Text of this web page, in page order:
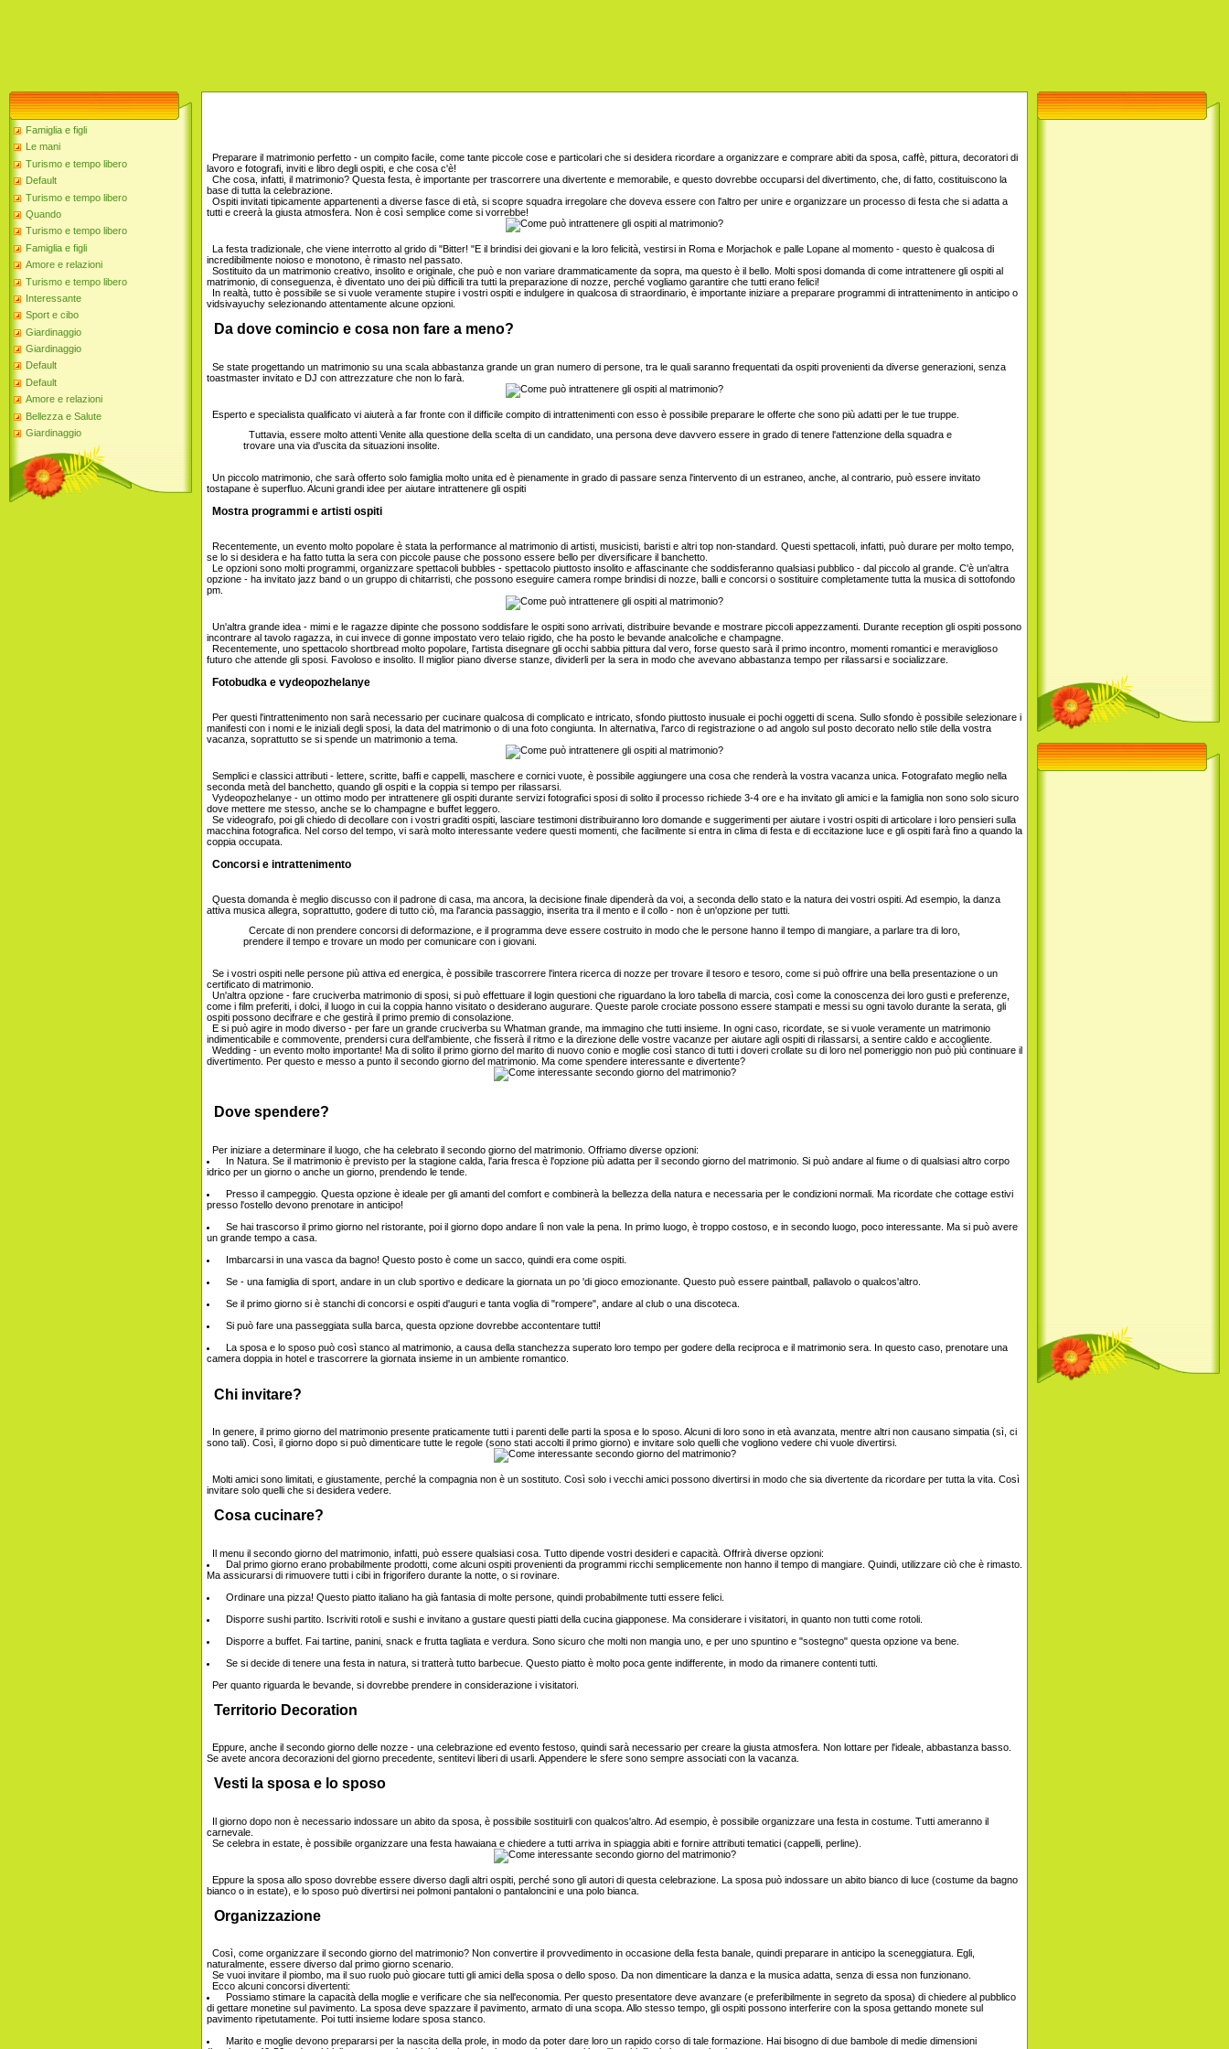
Famiglia e figli
Le mani
Turismo e tempo libero
Default
Turismo e tempo libero
Quando
Turismo e tempo libero
Famiglia e figli
Amore e relazioni
Turismo e tempo libero
Interessante
Sport e cibo
Giardinaggio
Giardinaggio
Default
Default
Amore e relazioni
Bellezza e Salute
Giardinaggio
Preparare il matrimonio perfetto - un compito facile, come tante piccole cose e particolari che si desidera ricordare a organizzare e comprare abiti da sposa, caffè, pittura, decoratori di
lavoro e fotografi, inviti e libro degli ospiti, e che cosa c'è!
Che cosa, infatti, il matrimonio? Questa festa, è importante per trascorrere una divertente e memorabile, e questo dovrebbe occuparsi del divertimento, che, di fatto, costituiscono la
base di tutta la celebrazione.
Ospiti invitati tipicamente appartenenti a diverse fasce di età, si scopre squadra irregolare che doveva essere con l'altro per unire e organizzare un processo di festa che si adatta a
tutti e creerà la giusta atmosfera. Non è così semplice come si vorrebbe!
La festa tradizionale, che viene interrotto al grido di "Bitter! "E il brindisi dei giovani e la loro felicità, vestirsi in Roma e Morjachok e palle Lopane al momento - questo è qualcosa di
incredibilmente noioso e monotono, è rimasto nel passato.
Sostituito da un matrimonio creativo, insolito e originale, che può e non variare drammaticamente da sopra, ma questo è il bello. Molti sposi domanda di come intrattenere gli ospiti al
matrimonio, di conseguenza, è diventato uno dei più difficili tra tutti la preparazione di nozze, perché vogliamo garantire che tutti erano felici!
In realtà, tutto è possibile se si vuole veramente stupire i vostri ospiti e indulgere in qualcosa di straordinario, è importante iniziare a preparare programmi di intrattenimento in anticipo o
vidsivayuchy selezionando attentamente alcune opzioni.
Da dove comincio e cosa non fare a meno?
Se state progettando un matrimonio su una scala abbastanza grande un gran numero di persone, tra le quali saranno frequentati da ospiti provenienti da diverse generazioni, senza
toastmaster invitato e DJ con attrezzature che non lo farà.
Esperto e specialista qualificato vi aiuterà a far fronte con il difficile compito di intrattenimenti con esso è possibile preparare le offerte che sono più adatti per le tue truppe.
Tuttavia, essere molto attenti Venite alla questione della scelta di un candidato, una persona deve davvero essere in grado di tenere l'attenzione della squadra e
trovare una via d'uscita da situazioni insolite.
Un piccolo matrimonio, che sarà offerto solo famiglia molto unita ed è pienamente in grado di passare senza l'intervento di un estraneo, anche, al contrario, può essere invitato
tostapane è superfluo. Alcuni grandi idee per aiutare intrattenere gli ospiti
Mostra programmi e artisti ospiti
Recentemente, un evento molto popolare è stata la performance al matrimonio di artisti, musicisti, baristi e altri top non-standard. Questi spettacoli, infatti, può durare per molto tempo,
se lo si desidera e ha fatto tutta la sera con piccole pause che possono essere bello per diversificare il banchetto.
Le opzioni sono molti programmi, organizzare spettacoli bubbles - spettacolo piuttosto insolito e affascinante che soddisferanno qualsiasi pubblico - dal piccolo al grande. C'è un'altra
opzione - ha invitato jazz band o un gruppo di chitarristi, che possono eseguire camera rompe brindisi di nozze, balli e concorsi o sostituire completamente tutta la musica di sottofondo
pm.
Un'altra grande idea - mimi e le ragazze dipinte che possono soddisfare le ospiti sono arrivati, distribuire bevande e mostrare piccoli appezzamenti. Durante reception gli ospiti possono
incontrare al tavolo ragazza, in cui invece di gonne impostato vero telaio rigido, che ha posto le bevande analcoliche e champagne.
Recentemente, uno spettacolo shortbread molto popolare, l'artista disegnare gli occhi sabbia pittura dal vero, forse questo sarà il primo incontro, momenti romantici e meraviglioso
futuro che attende gli sposi. Favoloso e insolito. Il miglior piano diverse stanze, dividerli per la sera in modo che avevano abbastanza tempo per rilassarsi e socializzare.
Fotobudka e vydeopozhelanye
Per questi l'intrattenimento non sarà necessario per cucinare qualcosa di complicato e intricato, sfondo piuttosto inusuale ei pochi oggetti di scena. Sullo sfondo è possibile selezionare i
manifesti con i nomi e le iniziali degli sposi, la data del matrimonio o di una foto congiunta. In alternativa, l'arco di registrazione o ad angolo sul posto decorato nello stile della vostra
vacanza, soprattutto se si spende un matrimonio a tema.
Semplici e classici attributi - lettere, scritte, baffi e cappelli, maschere e cornici vuote, è possibile aggiungere una cosa che renderà la vostra vacanza unica. Fotografato meglio nella
seconda metà del banchetto, quando gli ospiti e la coppia si tempo per rilassarsi.
Vydeopozhelanye - un ottimo modo per intrattenere gli ospiti durante servizi fotografici sposi di solito il processo richiede 3-4 ore e ha invitato gli amici e la famiglia non sono solo sicuro
dove mettere me stesso, anche se lo champagne e buffet leggero.
Se videografo, poi gli chiedo di decollare con i vostri graditi ospiti, lasciare testimoni distribuiranno loro domande e suggerimenti per aiutare i vostri ospiti di articolare i loro pensieri sulla
macchina fotografica. Nel corso del tempo, vi sarà molto interessante vedere questi momenti, che facilmente si entra in clima di festa e di eccitazione luce e gli ospiti farà fino a quando la
coppia occupata.
Concorsi e intrattenimento
Questa domanda è meglio discusso con il padrone di casa, ma ancora, la decisione finale dipenderà da voi, a seconda dello stato e la natura dei vostri ospiti. Ad esempio, la danza
attiva musica allegra, soprattutto, godere di tutto ciò, ma l'arancia passaggio, inserita tra il mento e il collo - non è un'opzione per tutti.
Cercate di non prendere concorsi di deformazione, e il programma deve essere costruito in modo che le persone hanno il tempo di mangiare, a parlare tra di loro,
prendere il tempo e trovare un modo per comunicare con i giovani.
Se i vostri ospiti nelle persone più attiva ed energica, è possibile trascorrere l'intera ricerca di nozze per trovare il tesoro e tesoro, come si può offrire una bella presentazione o un
certificato di matrimonio.
Un'altra opzione - fare cruciverba matrimonio di sposi, si può effettuare il login questioni che riguardano la loro tabella di marcia, così come la conoscenza dei loro gusti e preferenze,
come i film preferiti, i dolci, il luogo in cui la coppia hanno visitato o desiderano augurare. Queste parole crociate possono essere stampati e messi su ogni tavolo durante la serata, gli
ospiti possono decifrare e che gestirà il primo premio di consolazione.
E si può agire in modo diverso - per fare un grande cruciverba su Whatman grande, ma immagino che tutti insieme. In ogni caso, ricordate, se si vuole veramente un matrimonio
indimenticabile e commovente, prendersi cura dell'ambiente, che fisserà il ritmo e la direzione delle vostre vacanze per aiutare agli ospiti di rilassarsi, a sentire caldo e accogliente.
Wedding - un evento molto importante! Ma di solito il primo giorno del marito di nuovo conio e moglie così stanco di tutti i doveri crollate su di loro nel pomeriggio non può più continuare il
divertimento. Per questo e messo a punto il secondo giorno del matrimonio. Ma come spendere interessante e divertente?
Dove spendere?
Per iniziare a determinare il luogo, che ha celebrato il secondo giorno del matrimonio. Offriamo diverse opzioni:
In Natura. Se il matrimonio è previsto per la stagione calda, l'aria fresca è l'opzione più adatta per il secondo giorno del matrimonio. Si può andare al fiume o di qualsiasi altro corpo
idrico per un giorno o anche un giorno, prendendo le tende.
Presso il campeggio. Questa opzione è ideale per gli amanti del comfort e combinerà la bellezza della natura e necessaria per le condizioni normali. Ma ricordate che cottage estivi
presso l'ostello devono prenotare in anticipo!
Se hai trascorso il primo giorno nel ristorante, poi il giorno dopo andare lì non vale la pena. In primo luogo, è troppo costoso, e in secondo luogo, poco interessante. Ma si può avere
un grande tempo a casa.
Imbarcarsi in una vasca da bagno! Questo posto è come un sacco, quindi era come ospiti.
Se - una famiglia di sport, andare in un club sportivo e dedicare la giornata un po 'di gioco emozionante. Questo può essere paintball, pallavolo o qualcos'altro.
Se il primo giorno si è stanchi di concorsi e ospiti d'auguri e tanta voglia di "rompere", andare al club o una discoteca.
Si può fare una passeggiata sulla barca, questa opzione dovrebbe accontentare tutti!
La sposa e lo sposo può così stanco al matrimonio, a causa della stanchezza superato loro tempo per godere della reciproca e il matrimonio sera. In questo caso, prenotare una
camera doppia in hotel e trascorrere la giornata insieme in un ambiente romantico.
Chi invitare?
In genere, il primo giorno del matrimonio presente praticamente tutti i parenti delle parti la sposa e lo sposo. Alcuni di loro sono in età avanzata, mentre altri non causano simpatia (sì, ci
sono tali). Così, il giorno dopo si può dimenticare tutte le regole (sono stati accolti il ​​primo giorno) e invitare solo quelli che vogliono vedere chi vuole divertirsi.
Molti amici sono limitati, e giustamente, perché la compagnia non è un sostituto. Così solo i vecchi amici possono divertirsi in modo che sia divertente da ricordare per tutta la vita. Così
invitare solo quelli che si desidera vedere.
Cosa cucinare?
Il menu il secondo giorno del matrimonio, infatti, può essere qualsiasi cosa. Tutto dipende vostri desideri e capacità. Offrirà diverse opzioni:
Dal primo giorno erano probabilmente prodotti, come alcuni ospiti provenienti da programmi ricchi semplicemente non hanno il tempo di mangiare. Quindi, utilizzare ciò che è rimasto.
Ma assicurarsi di rimuovere tutti i cibi in frigorifero durante la notte, o si rovinare.
Ordinare una pizza! Questo piatto italiano ha già fantasia di molte persone, quindi probabilmente tutti essere felici.
Disporre sushi partito. Iscriviti rotoli e sushi e invitano a gustare questi piatti della cucina giapponese. Ma considerare i visitatori, in quanto non tutti come rotoli.
Disporre a buffet. Fai tartine, panini, snack e frutta tagliata e verdura. Sono sicuro che molti non mangia uno, e per uno spuntino e "sostegno" questa opzione va bene.
Se si decide di tenere una festa in natura, si tratterà tutto barbecue. Questo piatto è molto poca gente indifferente, in modo da rimanere contenti tutti.
Per quanto riguarda le bevande, si dovrebbe prendere in considerazione i visitatori.
Territorio Decoration
Eppure, anche il secondo giorno delle nozze - una celebrazione ed evento festoso, quindi sarà necessario per creare la giusta atmosfera. Non lottare per l'ideale, abbastanza basso.
Se avete ancora decorazioni del giorno precedente, sentitevi liberi di usarli. Appendere le sfere sono sempre associati con la vacanza.
Vesti la sposa e lo sposo
Il giorno dopo non è necessario indossare un abito da sposa, è possibile sostituirli con qualcos'altro. Ad esempio, è possibile organizzare una festa in costume. Tutti ameranno il
carnevale.
Se celebra in estate, è possibile organizzare una festa hawaiana e chiedere a tutti arriva in spiaggia abiti e fornire attributi tematici (cappelli, perline).
Eppure la sposa allo sposo dovrebbe essere diverso dagli altri ospiti, perché sono gli autori di questa celebrazione. La sposa può indossare un abito bianco di luce (costume da bagno
bianco o in estate), e lo sposo può divertirsi nei polmoni pantaloni o pantaloncini e una polo bianca.
Organizzazione
Così, come organizzare il secondo giorno del matrimonio? Non convertire il provvedimento in occasione della festa banale, quindi preparare in anticipo la sceneggiatura. Egli,
naturalmente, essere diverso dal primo giorno scenario.
Se vuoi invitare il piombo, ma il suo ruolo può giocare tutti gli amici della sposa o dello sposo. Da non dimenticare la danza e la musica adatta, senza di essa non funzionano.
Ecco alcuni concorsi divertenti:
Possiamo stimare la capacità della moglie e verificare che sia nell'economia. Per questo presentatore deve avanzare (e preferibilmente in segreto da sposa) di chiedere al pubblico
di gettare monetine sul pavimento. La sposa deve spazzare il pavimento, armato di una scopa. Allo stesso tempo, gli ospiti possono interferire con la sposa gettando monete sul
pavimento ripetutamente. Poi tutti insieme lodare sposa stanco.
Marito e moglie devono prepararsi per la nascita della prole, in modo da poter dare loro un rapido corso di tale formazione. Hai bisogno di due bambole di medie dimensioni